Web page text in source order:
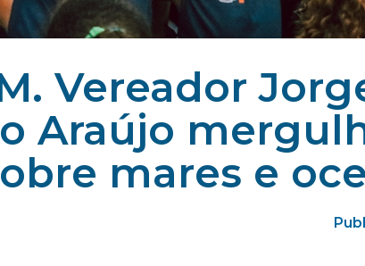
Vereador
Araújo
mares e